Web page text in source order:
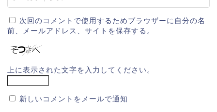
次回のコメントで使用するためブラウザーに自分の名
前、メールアドレス、サイトを保存する。
上に表示された文字を入力してください。
新しいコメントをメールで通知